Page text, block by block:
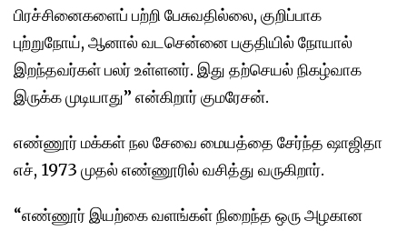
பிரச்சினைகளைப் பற்றி பேசுவதில்லை, குறிப்பாக
புற்றுநோய், ஆனால் வடசென்னை பகுதியில் நோயால்
இறந்தவர்கள் பலர் உள்ளனர். இது தற்செயல் நிகழ்வாக
இருக்க முடியாது” என்கிறார் குமரேசன்.
எண்ணூர் மக்கள் நல சேவை மையத்தை சேர்ந்த ஷாஜிதா
எச், 1973 முதல் எண்ணூரில் வசித்து வருகிறார்.
“எண்ணூர் இயற்கை வளங்கள் நிறைந்த ஒரு அழகான